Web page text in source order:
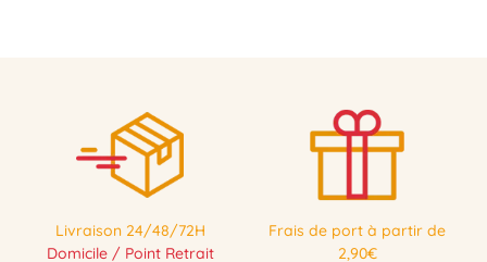
Livraison 24/48/72H
Domicile / Point Retrait
Frais de port à partir de
2,90€